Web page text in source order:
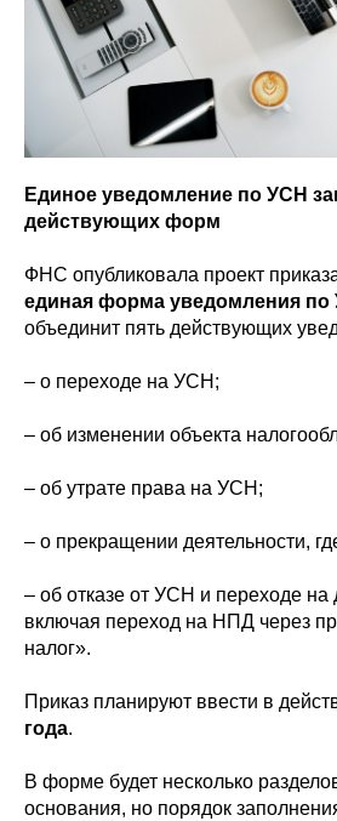
Единое уведомление по УСН
действующих форм
ФНС опубликовала проект
единая форма уведомления по
объединит пять действующих
– о переходе на УСН;
– об изменении объекта
– об утрате права на УСН;
– о прекращении деятельности,
– об отказе от УСН и переходе на
включая переход на НПД через
налог».
Приказ планируют ввести в
года.
В форме будет несколько
основания, но порядок